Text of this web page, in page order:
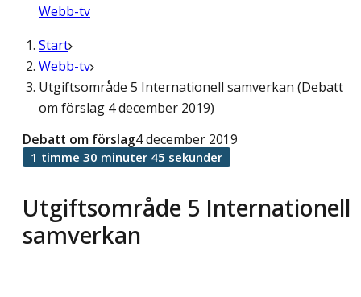
Webb-tv
Start
Webb-tv
Utgiftsområde 5 Internationell samverkan (Debatt
om förslag 4 december 2019)
Utgiftsområde 5 Internationell
samverkan
Debatt om förslag4 december 2019
1 timme 30 minuter 45 sekunder